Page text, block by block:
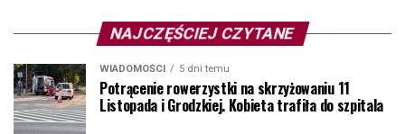
NAJCZĘŚCIEJ CZYTANE
WIADOMOŚCI 5 dni temu
Potrącenie rowerzystki na skrzyżowaniu 11
Listopada i Grodzkiej. Kobieta trafiła do szpitala